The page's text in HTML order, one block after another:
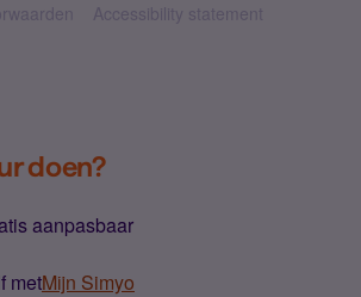
Accessibility statement
doen?
aanpasbaar
metMijn Simyo